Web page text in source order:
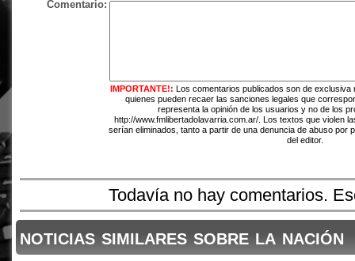
Comentario:
IMPORTANTE!: Los comentarios publicados son de
quienes pueden recaer las sanciones legales que
representa la opinión de los usuarios y no de los
http://www.fmlibertadolavarria.com.ar/. Los textos que violen
serían eliminados, tanto a partir de una denuncia de abuso por
del editor.
Todavía no hay comentarios.
noticias similares sobre la nación